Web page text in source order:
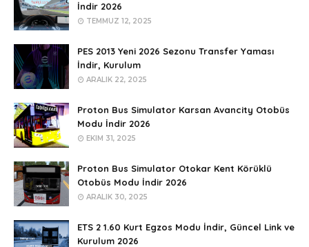
İndir 2026
TEMMUZ 12, 2025
PES 2013 Yeni 2026 Sezonu Transfer Yaması
İndir, Kurulum
ARALIK 22, 2025
Proton Bus Simulator Karsan Avancity Otobüs
Modu İndir 2026
EKIM 31, 2025
Proton Bus Simulator Otokar Kent Körüklü
Otobüs Modu İndir 2026
ARALIK 30, 2025
ETS 2 1.60 Kurt Egzos Modu İndir, Güncel Link ve
Kurulum 2026